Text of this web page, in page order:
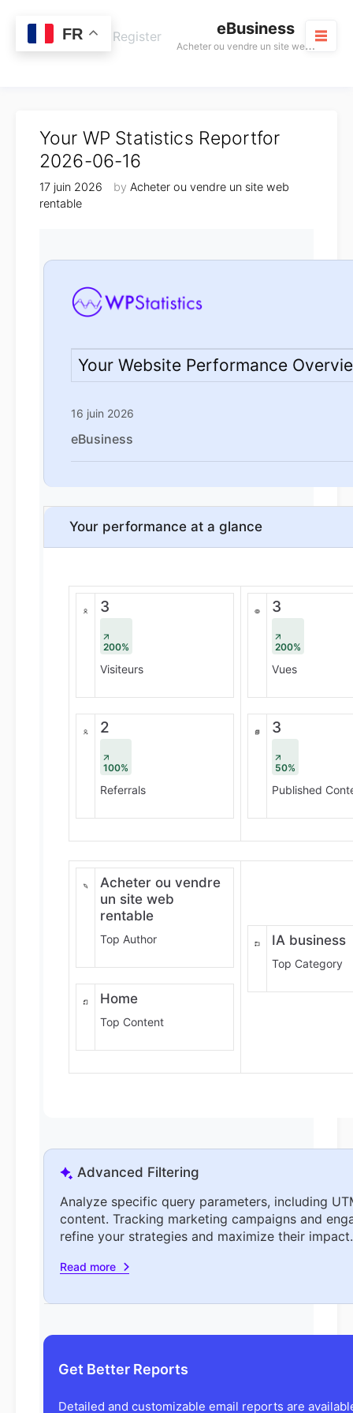
content
eBusiness
A
cheter ou vendre un site web rentable
CartLogin / Register
Your WP Statistics Reportfor
2026-06-16
17 juin 2026 by Acheter ou vendre un site web
rentable
Your Website Performance
16 juin 2026
eBusiness
Your performance at a glance
3
200%
Visiteurs
2
100%
Referrals
3
200%
Vues
3
50%
Published
Acheter ou vendre
un site web
rentable
Top Author
Home
Top Content
IA business
Top Category
Advanced Filtering
Analyze specific query parameters, including
content. Tracking marketing campaigns and
refine your strategies and maximize their impact.
Read more
Get Better Reports
Detailed and customizable email reports are
FR